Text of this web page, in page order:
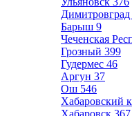
Димитровград
Барыш 9
Чеченская
Грозный 399
Гудермес 46
Аргун 37
Ош 546
Хабаровский
Хабаровск 367